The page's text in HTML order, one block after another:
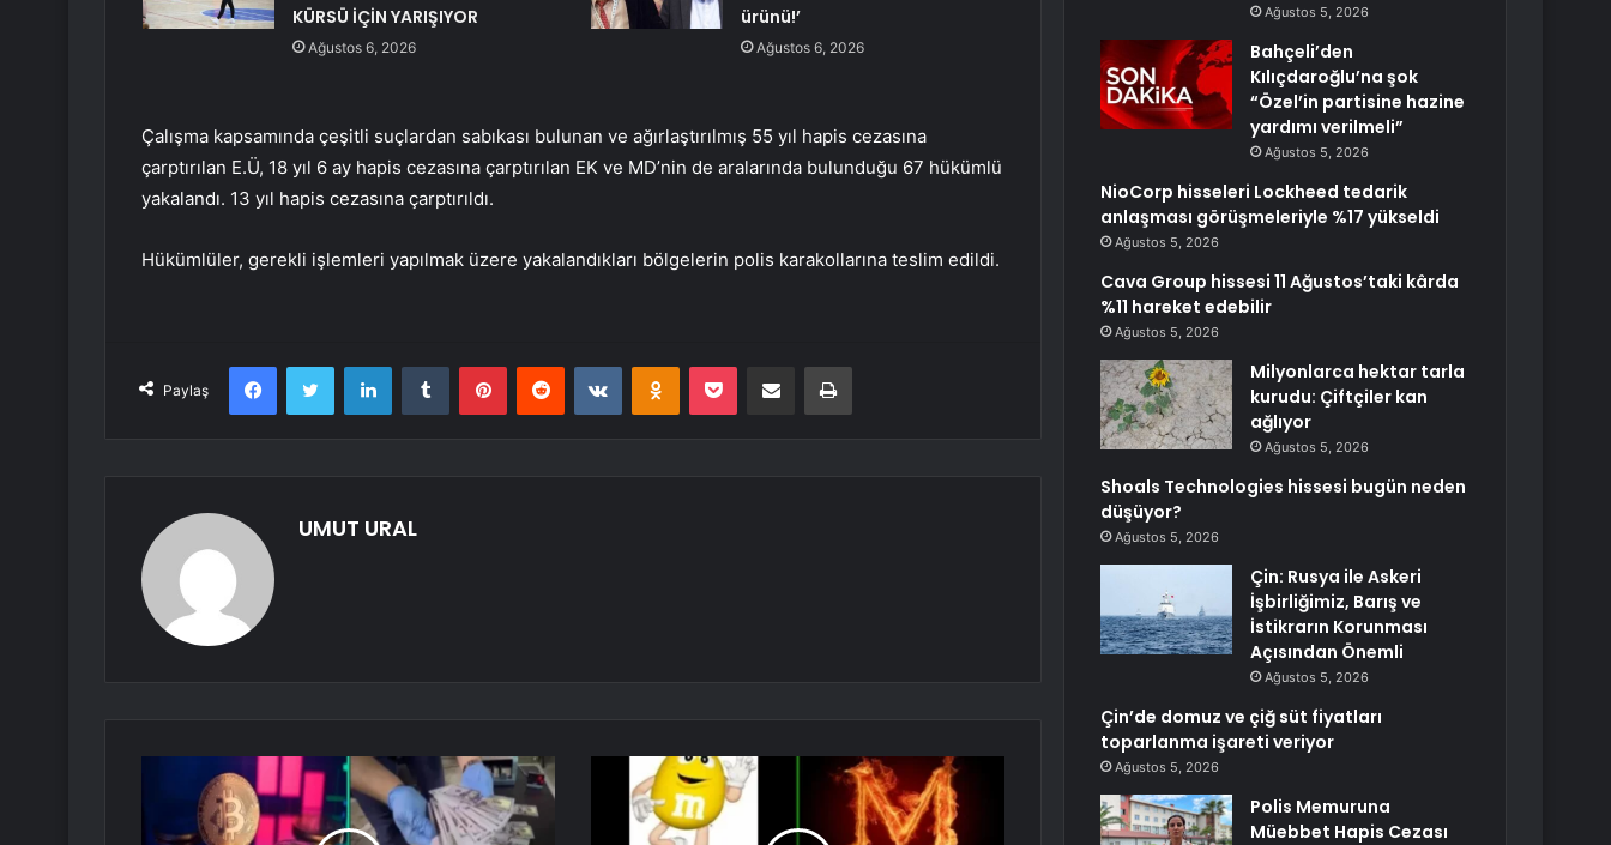
KÜRSÜ İÇİN YARIŞIYOR
Ağustos 6, 2026
ürünü!’
Ağustos 6, 2026
Çalışma kapsamında çeşitli suçlardan sabıkası bulunan ve ağırlaştırılmış 55 yıl hapis cezasına
çarptırılan E.Ü, 18 yıl 6 ay hapis cezasına çarptırılan EK ve MD’nin de aralarında bulunduğu 67 hükümlü
yakalandı. 13 yıl hapis cezasına çarptırıldı.
Hükümlüler, gerekli işlemleri yapılmak üzere yakalandıkları bölgelerin polis karakollarına teslim edildi.
Paylaş
FacebookTwitter LinkedInTumblr PinterestReddit VKontakteOdnoklassniki
Pocket E-Posta ile paylaş Yazdır
UMUT URAL
Ağustos 5, 2026
Bahçeli’den
Kılıçdaroğlu’na şok
“Özel’in partisine hazine
yardımı verilmeli”
Ağustos 5, 2026
NioCorp hisseleri Lockheed tedarik
anlaşması görüşmeleriyle %17 yükseldi
Ağustos 5, 2026
Cava Group hissesi 11 Ağustos’taki kârda
%11 hareket edebilir
Ağustos 5, 2026
Milyonlarca hektar tarla
kurudu: Çiftçiler kan
ağlıyor
Ağustos 5, 2026
Shoals Technologies hissesi bugün neden
düşüyor?
Ağustos 5, 2026
Çin: Rusya ile Askeri
İşbirliğimiz, Barış ve
İstikrarın Korunması
Açısından Önemli
Ağustos 5, 2026
Çin’de domuz ve çiğ süt fiyatları
toparlanma işareti veriyor
Ağustos 5, 2026
Polis Memuruna
Müebbet Hapis Cezası